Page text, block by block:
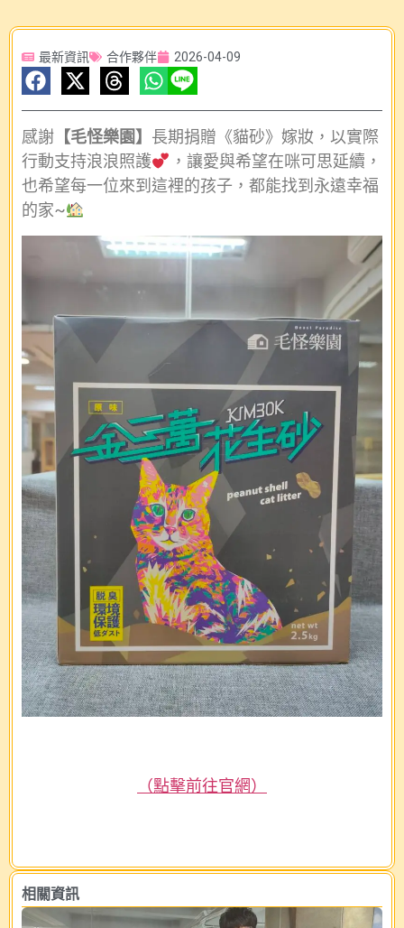
最新資訊 合作夥伴 2026-04-09
感謝 【毛怪樂園】 長期捐贈《貓砂》嫁妝，以實際
行動支持浪浪照護
，讓愛與希望在咪可思延續，
也希望每一位來到這裡的孩子，都能找到永遠幸福
的家~
（點擊前往官網）
相關資訊